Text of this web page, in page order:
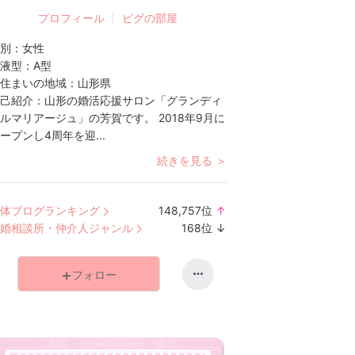
プロフィール ピグの部屋
： 女性
型： A型
まいの地域： 山形県
紹介： 山形の婚活応援サロン「グランディ
マリアージュ」の芳賀です。 2018年9月に
プンし4周年を迎...
続きを見る ＞
ブログランキング 148,757位 ↑
相談所・仲介人ジャンル 168位 ↓
フォロー